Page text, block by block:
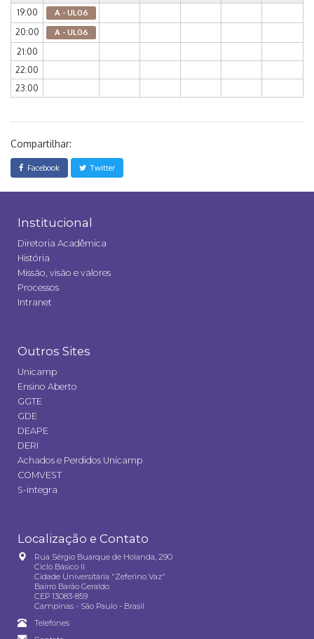
19:00
A - UL06
20:00 A - UL06
21:00
22:00
23:00
Compartilhar:
Facebook Twitter
Institucional
Diretoria Acadêmica
História
Missão, visão e valores
Processos
Intranet
Outros Sites
Unicamp
Ensino Aberto
GGTE
GDE
DEAPE
DERI
Achados e Perdidos Unicamp
COMVEST
S-integra
Localização e Contato
Rua Sérgio Buarque de Holanda, 290
Ciclo Básico II
Cidade Universitária "Zeferino Vaz"
Bairro Barão Geraldo
CEP 13083-859
Campinas - São Paulo - Brasil
Telefones